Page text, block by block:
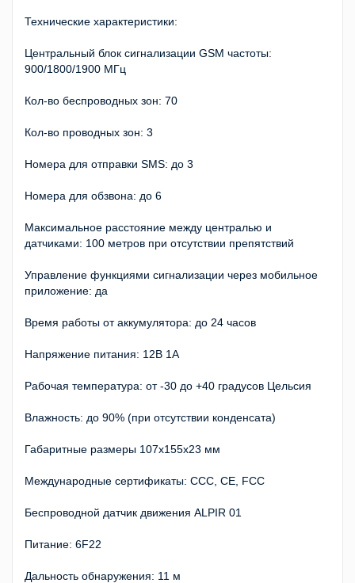
Технические характеристики:
Центральный блок сигнализации GSM частоты:
900/1800/1900 МГц
Кол-во беспроводных зон: 70
Кол-во проводных зон: 3
Номера для отправки SMS: до 3
Номера для обзвона: до 6
Максимальное расстояние между централью и
датчиками: 100 метров при отсутствии препятствий
Управление функциями сигнализации через мобильное
приложение: да
Время работы от аккумулятора: до 24 часов
Напряжение питания: 12В 1А
Рабочая температура: от -30 до +40 градусов Цельсия
Влажность: до 90% (при отсутствии конденсата)
Габаритные размеры 107x155x23 мм
Международные сертификаты: CCC, CE, FCC
Беспроводной датчик движения ALPIR 01
Питание: 6F22
Дальность обнаружения: 11 м